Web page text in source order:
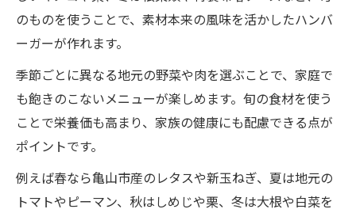
のものを使うことで、素材本来の風味を活かしたハンバ
ーガーが作れます。
季節ごとに異なる地元の野菜や肉を選ぶことで、家庭で
も飽きのこないメニューが楽しめます。旬の食材を使う
ことで栄養価も高まり、家族の健康にも配慮できる点が
ポイントです。
例えば春なら亀山市産のレタスや新玉ねぎ、夏は地元の
トマトやピーマン、秋はしめじや栗、冬は大根や白菜を